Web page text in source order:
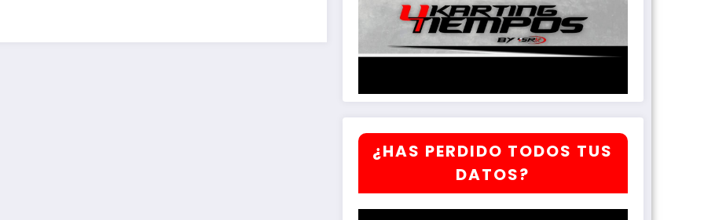
¿HAS PERDIDO TODOS TUS
DATOS?